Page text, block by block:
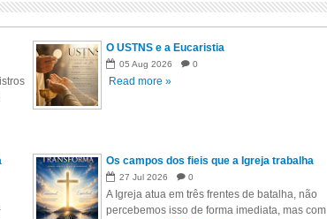
O USTNS e a Eucaristia
05 Aug 2026 0
Read more »
Os campos dos fieis que a Igreja trabalha
27 Jul 2026 0
A Igreja atua em três frentes de batalha, não
percebemos isso de forma imediata, mas com